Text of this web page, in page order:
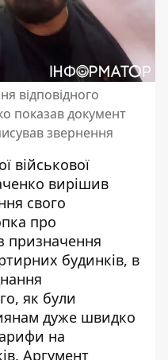
відповідного
показав документ
звернення
військової
вирішив
свого
про
призначення
будинків, в
як були
дуже швидко
на
Аргумент